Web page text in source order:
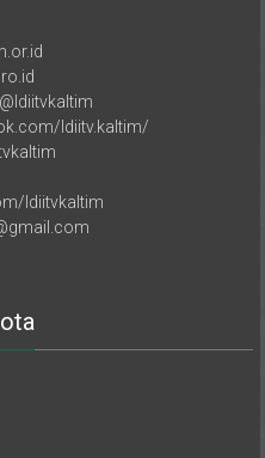
ldiitv.kaltim/
ldiitvkaltim